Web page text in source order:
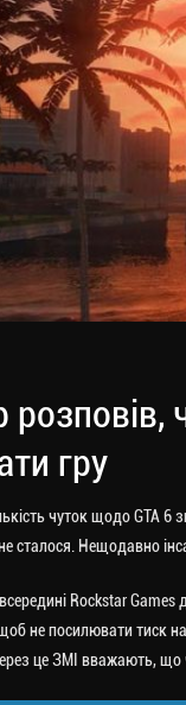
гру
чуток щодо GTA
сталося. Нещодавно
Rockstar
не посилювати тиск
це ЗМІ вважають,